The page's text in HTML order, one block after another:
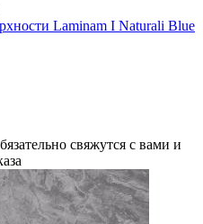
Laminam I Naturali Blue
свяжутся с вами и